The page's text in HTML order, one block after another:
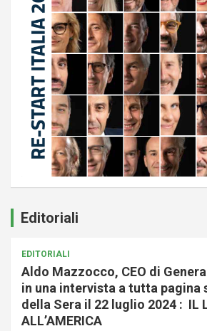
Editoriali
EDITORIALI
Aldo Mazzocco, CEO di
in una intervista a tutta pagina
della Sera il 22 luglio 2024 : IL
ALL’AMERICA